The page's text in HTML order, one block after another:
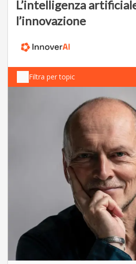
L’intelligenza
l’innovazione
Filtra per topic